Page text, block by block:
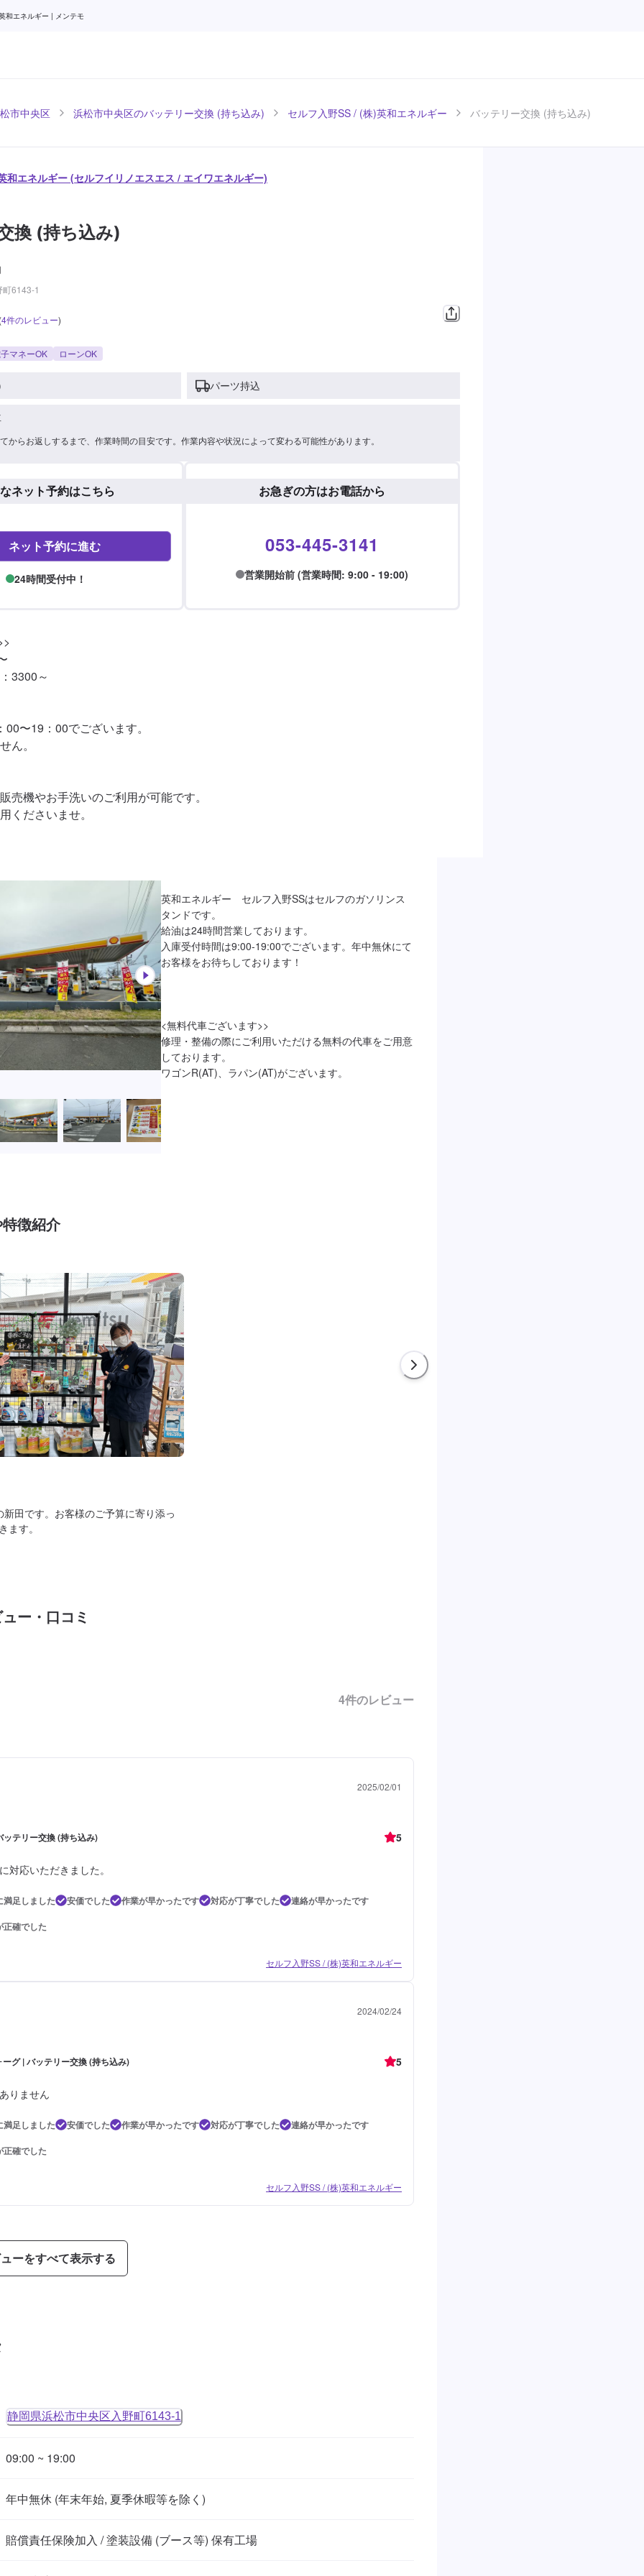
和エネルギー | メンテモ
市中央区 浜松市中央区のバッテリー交換 (持ち込み) セルフ入野SS / (株)英和エネルギー バッテリー交換 (持ち込み)
和エネルギー (セルフイリノエスエス / エイワエネルギー)
換 (持ち込み)
6143-1
4件のレビュー)
マネーOK ローンOK
パーツ持込
からお返しするまで、作業時間の目安です。作業内容や状況によって変わる可能性があります。
ネット予約はこちら
ネット予約に進む
24時間受付中！
お急ぎの方はお電話から
053-445-3141
営業開始前 (営業時間: 9:00 - 19:00)
3300～
〜19：00でございます。
ん。
売機やお手洗いのご利用が可能です。
くださいませ。
英和エネルギー　セルフ入野SSはセルフのガソリンス
タンドです。
給油は24時間営業しております。
入庫受付時間は9:00-19:00でございます。年中無休にて
お客様をお待ちしております！
<無料代車ございます>>
修理・整備の際にご利用いただける無料の代車をご用意
しております。
ワゴンR(AT)、ラパン(AT)がございます。
徴紹介
田です。お客様のご予算に寄り添っ
ます。
ー・口コミ
4件のレビュー
2025/02/01
ッテリー交換 (持ち込み) 5
対応いただきました。
満足しました 安価でした 作業が早かったです 対応が丁寧でした
連絡が早かったです
正確でした
セルフ入野SS / (株)英和エネルギー
2024/02/24
グ | バッテリー交換 (持ち込み) 5
りません
満足しました 安価でした 作業が早かったです 対応が丁寧でした
連絡が早かったです
正確でした
セルフ入野SS / (株)英和エネルギー
ーをすべて表示する
静岡県浜松市中央区入野町6143-1
09:00 ~ 19:00
年中無休 (年末年始, 夏季休暇等を除く)
賠償責任保険加入 / 塗装設備 (ブース等) 保有工場